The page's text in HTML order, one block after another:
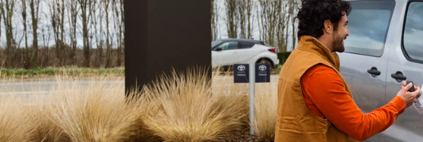
Alates
Kuumakse alates 192 € / kuu
Corolla Cross
HÜBRIID